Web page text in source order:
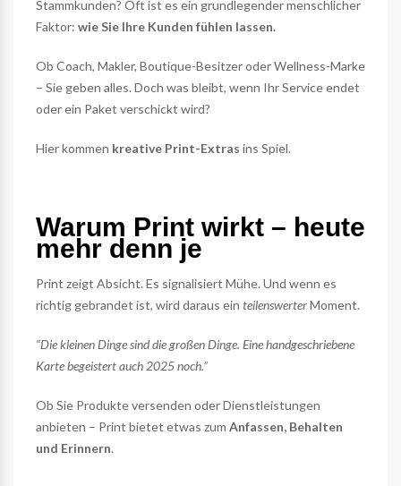
Stammkunden? Oft ist es ein grundlegender menschlicher
Faktor: wie Sie Ihre Kunden fühlen lassen.
Ob Coach, Makler, Boutique-Besitzer oder Wellness-Marke
– Sie geben alles. Doch was bleibt, wenn Ihr Service endet
oder ein Paket verschickt wird?
Hier kommen kreative Print-Extras ins Spiel.
Warum Print wirkt – heute
mehr denn je
Print zeigt Absicht. Es signalisiert Mühe. Und wenn es
richtig gebrandet ist, wird daraus ein teilenswerterMoment.
“Die kleinen Dinge sind die großen Dinge. Eine handgeschriebene
Karte begeistert auch 2025 noch.”
Ob Sie Produkte versenden oder Dienstleistungen
anbieten – Print bietet etwas zum Anfassen, Behalten
und Erinnern.